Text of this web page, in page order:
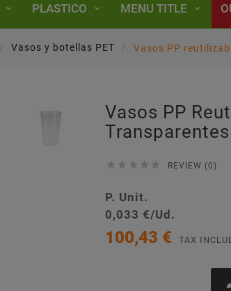
PLASTICO MENU TITLE
Vasos y botellas PET Vasos PP
Vasos PP
Transparentes
     REVIEW (0)
P. Unit.
0,033 €/Ud.
100,43 € TAX